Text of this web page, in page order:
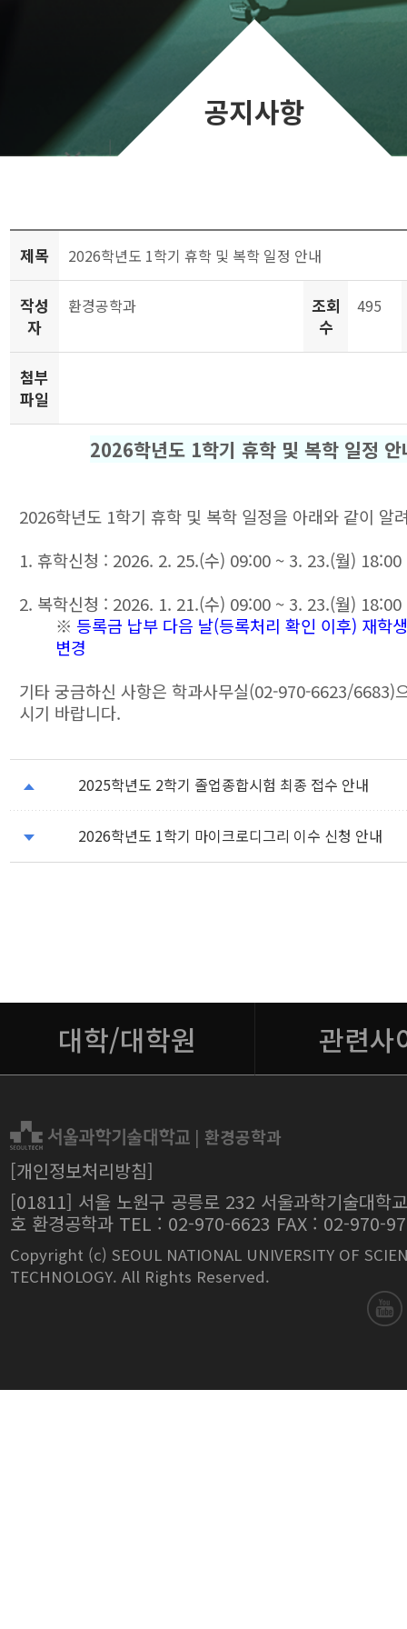
공지사항
제목 2026학년도 1학기 휴학 및 복학 일정 안내
작성
자
환경공학과
조회
수
495
첨부
파일
2026학년도 1학기 휴학 및 복학 일정 안
2026학년도 1학기 휴학 및 복학 일정을 아래와 같이 알
1. 휴학신청 : 2026. 2. 25.(수) 09:00 ~ 3. 23.(월) 18:00
2. 복학신청 : 2026. 1. 21.(수) 09:00 ~ 3. 23.(월) 18:00
※ 등록금 납부 다음 날(등록처리 확인 이후) 재학
변경
기타 궁금하신 사항은 학과사무실(02-970-6623/6683)
시기 바랍니다.
2025학년도 2학기 졸업종합시험 최종 접수 안내
2026학년도 1학기 마이크로디그리 이수 신청 안내
| 환경공학과
[개인정보처리방침]
[01811] 서울 노원구 공릉로 232 서울과학기술대학
호 환경공학과 TEL : 02-970-6623 FAX : 02-970-
Copyright (c) SEOUL NATIONAL UNIVERSITY OF
TECHNOLOGY. All Rights Reserved.
대학/대학원 관련사